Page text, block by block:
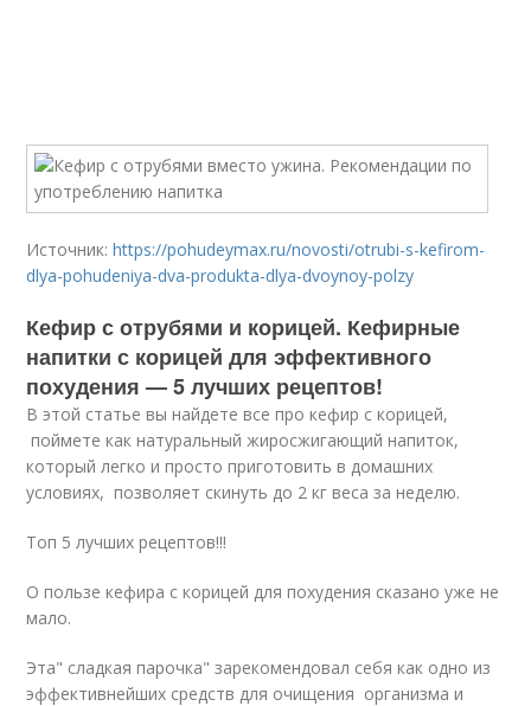
Источник:https://pohudeymax.ru/novosti/otrubi-s-kefirom-
dlya-pohudeniya-dva-produkta-dlya-dvoynoy-polzy
Кефир с отрубями и корицей. Кефирные
напитки с корицей для эффективного
похудения — 5 лучших рецептов!
В этой статье вы найдете все про кефир с корицей,
поймете как натуральный жиросжигающий напиток,
который легко и просто приготовить в домашних
условиях, позволяет скинуть до 2 кг веса за неделю.
Топ 5 лучших рецептов!!!
О пользе кефира с корицей для похудения сказано уже не
мало.
Эта" сладкая парочка" зарекомендовал себя как одно из
эффективнейших средств для очищения организма и